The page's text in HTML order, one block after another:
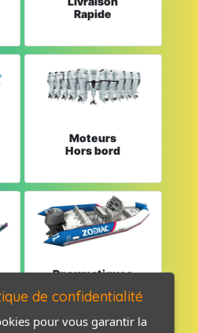
Rapide
Moteurs
Hors bord
Pneumatiques
de confidentialité
pour vous garantir la